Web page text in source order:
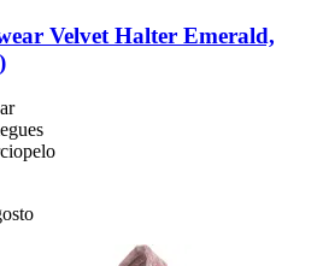
Velvet Halter Emerald,